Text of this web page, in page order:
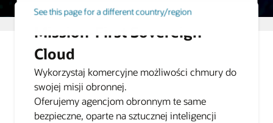
See this page for a different country/region
Mission-First Sovereign
Cloud
Wykorzystaj komercyjne możliwości chmury do
swojej misji obronnej.
Oferujemy agencjom obronnym te same
bezpieczne, oparte na sztucznej inteligencji